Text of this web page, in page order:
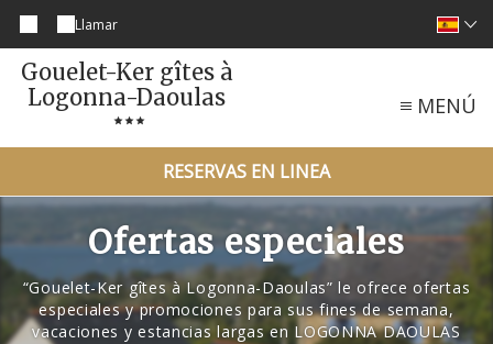
Llamar
Gouelet-Ker gîtes à
Logonna-Daoulas
MENÚ
RESERVAS EN LINEA
Ofertas especiales
“Gouelet-Ker gîtes à Logonna-Daoulas” le ofrece ofertas
especiales y promociones para sus fines de semana,
vacaciones y estancias largas en LOGONNA DAOULAS